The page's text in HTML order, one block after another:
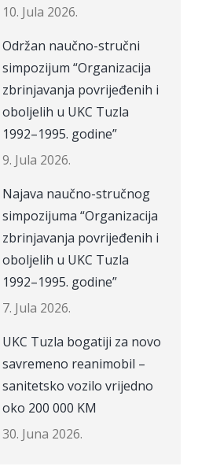
10. Jula 2026.
Održan naučno-stručni
simpozijum “Organizacija
zbrinjavanja povrijeđenih i
oboljelih u UKC Tuzla
1992–1995. godine”
9. Jula 2026.
Najava naučno-stručnog
simpozijuma “Organizacija
zbrinjavanja povrijeđenih i
oboljelih u UKC Tuzla
1992–1995. godine”
7. Jula 2026.
UKC Tuzla bogatiji za novo
savremeno reanimobil –
sanitetsko vozilo vrijedno
oko 200 000 KM
30. Juna 2026.